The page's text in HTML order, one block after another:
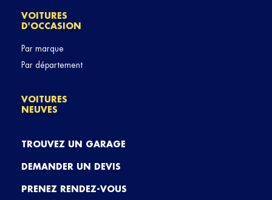
VOITURES
D'OCCASION
Par marque
Par département
VOITURES
NEUVES
TROUVEZ UN GARAGE
DEMANDER UN DEVIS
PRENEZ RENDEZ-VOUS